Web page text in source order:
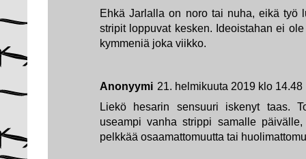
Ehkä Jarlalla on noro tai nuha, eikä työ
stripit loppuvat kesken. Ideoistahan ei
kymmeniä joka viikko.
Anonyymi 21. helmikuuta 2019 klo 14.48
Liekö hesarin sensuuri iskenyt taas.
useampi vanha strippi samalle
pelkkää osaamattomuutta tai